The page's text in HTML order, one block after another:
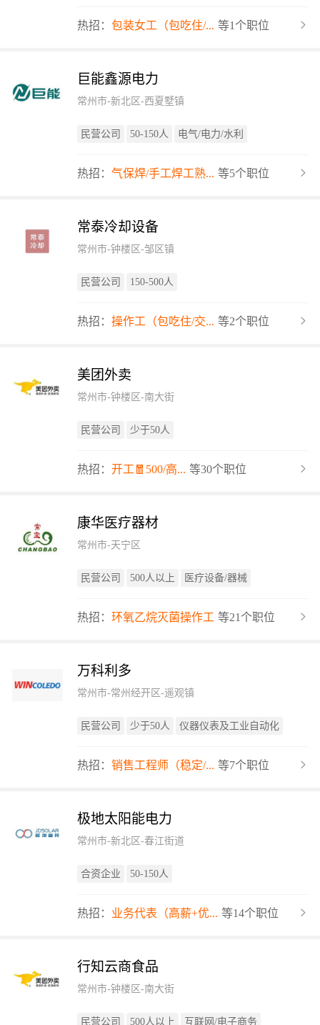
热招： 包装女工（包吃住/... 等1个职位
巨能鑫源电力
常州市-新北区-西夏墅镇
民营公司 50-150人 电气/电力/水利
热招： 气保焊/手工焊工熟... 等5个职位
常泰冷却设备
常州市-钟楼区-邹区镇
民营公司 150-500人
热招： 操作工（包吃住/交... 等2个职位
美团外卖
常州市-钟楼区-南大街
民营公司 少于50人
热招： 开工🧧500/高... 等30个职位
康华医疗器材
常州市-天宁区
民营公司 500人以上 医疗设备/器械
热招： 环氧乙烷灭菌操作工 等21个职位
万科利多
常州市-常州经开区-遥观镇
民营公司 少于50人 仪器仪表及工业自动化
热招： 销售工程师（稳定/... 等7个职位
极地太阳能电力
常州市-新北区-春江街道
合资企业 50-150人
热招： 业务代表（高薪+优... 等14个职位
行知云商食品
常州市-钟楼区-南大街
民营公司 500人以上 互联网/电子商务